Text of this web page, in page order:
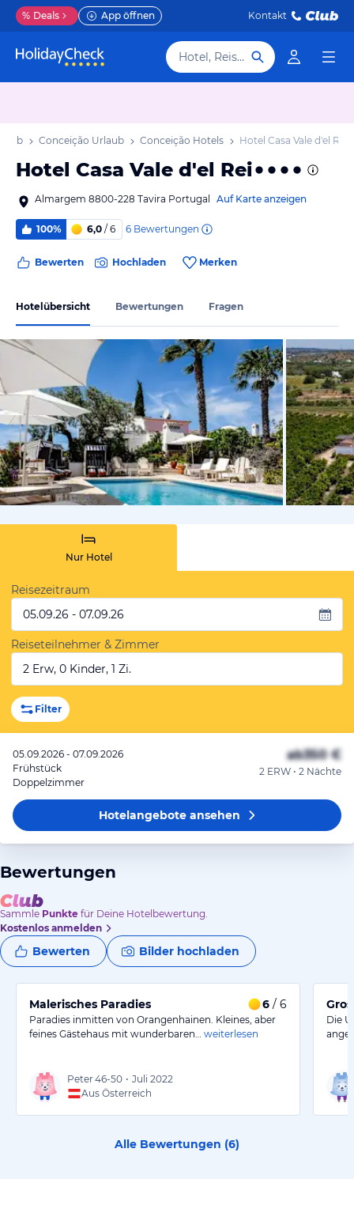
% Deals App öffnen Kontakt
Hotel, Reiseziel
Conceição Urlaub Conceição Hotels Hotel Casa Vale d'el Rei
Hotel Casa Vale d'el Rei
Almargem 8800-228 Tavira Portugal Auf Karte anzeigen
100% 6,0 / 6 6 Bewertungen
Bewerten Hochladen Merken
Hotelübersicht Bewertungen Fragen
von
Nur Hotel
Reisezeitraum
05.09.26 - 07.09.26
Reiseteilnehmer & Zimmer
2 Erw, 0 Kinder, 1 Zi.
Filter
05.09.2026 - 07.09.2026
Frühstück
Doppelzimmer
ab350 €
2 ERW • 2 Nächte
Hotelangeboteansehen
Bewertungen
Sammle Punkte für Deine Hotelbewertung.
Kostenlos anmelden
Bewerten Bilder hochladen
Malerisches Paradies 6 / 6
Paradies inmitten von Orangenhainen. Kleines, aber
feines Gästehaus mit wunderbaren…
weiterlesen
Peter46-50 • Juli 2022
Aus Österreich
Die
Alle Bewertungen (6)